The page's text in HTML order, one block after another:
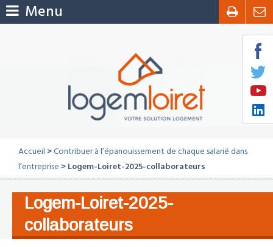
Menu
Accueil >Contribuer à l’épanouissement de chaque salarié dans
l’entreprise > Logem-Loiret-2025-collaborateurs
Logem-Loiret-2025-
collaborateurs